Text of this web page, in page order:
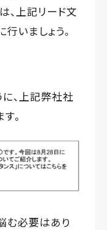
、上記リード文
いましょう。
、上記弊社社
。
む必要はあり